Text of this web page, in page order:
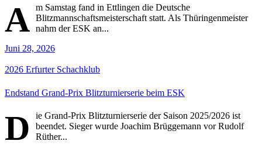
A m Samstag fand in Ettlingen die Deutsche
Blitzmannschaftsmeisterschaft statt. Als Thüringenmeister
nahm der ESK an...
Juni 28, 2026
2026 Erfurter Schachklub
Endstand Grand-Prix Blitzturnierserie beim ESK
D
ie Grand-Prix Blitzturnierserie der Saison 2025/2026 ist
beendet. Sieger wurde Joachim Brüggemann vor Rudolf
Rüther...